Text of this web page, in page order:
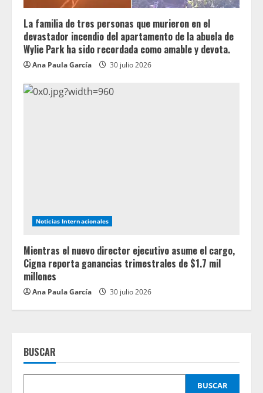
La familia de tres personas que murieron en el
devastador incendio del apartamento de la abuela de
Wylie Park ha sido recordada como amable y devota.
Ana Paula García 30 julio 2026
Noticias Internacionales
Mientras el nuevo director ejecutivo asume el cargo,
Cigna reporta ganancias trimestrales de $1.7 mil
millones
Ana Paula García 30 julio 2026
BUSCAR
BUSCAR